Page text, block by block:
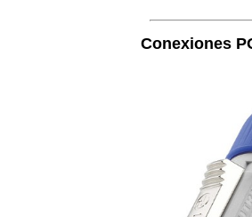
Conexiones